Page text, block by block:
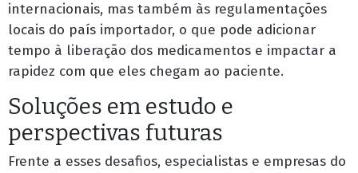
internacionais, mas também às regulamentações
locais do país importador, o que pode adicionar
tempo à liberação dos medicamentos e impactar a
rapidez com que eles chegam ao paciente.
Soluções em estudo e
perspectivas futuras
Frente a esses desafios, especialistas e empresas do